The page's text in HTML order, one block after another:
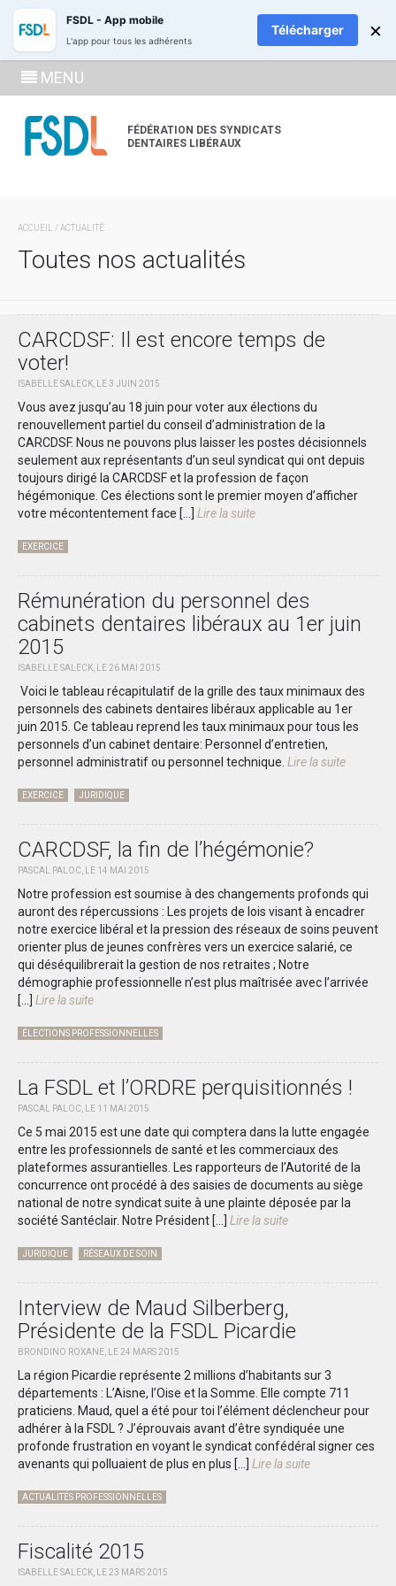
FÉDÉRATION DES SYNDICATS
DENTAIRES LIBÉRAUX
ADHÉREZ
MENU
ACCUEIL / ACTUALITÉ
Toutes nos actualités
CARCDSF: Il est encore temps de
voter!
ISABELLE SALECK, LE 3 JUIN 2015
Vous avez jusqu’au 18 juin pour voter aux élections du
renouvellement partiel du conseil d’administration de la
CARCDSF. Nous ne pouvons plus laisser les postes décisionnels
seulement aux représentants d’un seul syndicat qui ont depuis
toujours dirigé la CARCDSF et la profession de façon
hégémonique. Ces élections sont le premier moyen d’afficher
votre mécontentement face […]
Lire la suite
EXERCICE
Rémunération du personnel des
cabinets dentaires libéraux au 1er juin
2015
ISABELLE SALECK, LE 26 MAI 2015
Voici le tableau récapitulatif de la grille des taux minimaux des
personnels des cabinets dentaires libéraux applicable au 1er
juin 2015. Ce tableau reprend les taux minimaux pour tous les
personnels d’un cabinet dentaire: Personnel d’entretien,
personnel administratif ou personnel technique. Lire la suite
EXERCICE JURIDIQUE
CARCDSF, la fin de l’hégémonie?
PASCAL PALOC, LE 14 MAI 2015
Notre profession est soumise à des changements profonds qui
auront des répercussions : Les projets de lois visant à encadrer
notre exercice libéral et la pression des réseaux de soins peuvent
orienter plus de jeunes confrères vers un exercice salarié, ce
qui déséquilibrerait la gestion de nos retraites ; Notre
démographie professionnelle n’est plus maîtrisée avec l’arrivée
[…]
Lire la suite
ÉLECTIONS PROFESSIONNELLES
La FSDL et l’ORDRE perquisitionnés !
PASCAL PALOC, LE 11 MAI 2015
Ce 5 mai 2015 est une date qui comptera dans la lutte engagée
entre les professionnels de santé et les commerciaux des
plateformes assurantielles. Les rapporteurs de l’Autorité de la
concurrence ont procédé à des saisies de documents au siège
national de notre syndicat suite à une plainte déposée par la
société Santéclair. Notre Président […]
Lire la suite
JURIDIQUE RÉSEAUX DE SOIN
Interview de Maud Silberberg,
Présidente de la FSDL Picardie
BRONDINO ROXANE, LE 24 MARS 2015
La région Picardie représente 2 millions d’habitants sur 3
départements : L’Aisne, l’Oise et la Somme. Elle compte 711
praticiens. Maud, quel a été pour toi l’élément déclencheur pour
adhérer à la FSDL ? J’éprouvais avant d’être syndiquée une
profonde frustration en voyant le syndicat confédéral signer ces
avenants qui polluaient de plus en plus […]
Lire la suite
ACTUALITÉS PROFESSIONNELLES
Fiscalité 2015
ISABELLE SALECK, LE 23 MARS 2015
FSDL - App mobile
L'app pour tous les adhérents
Télécharger ×